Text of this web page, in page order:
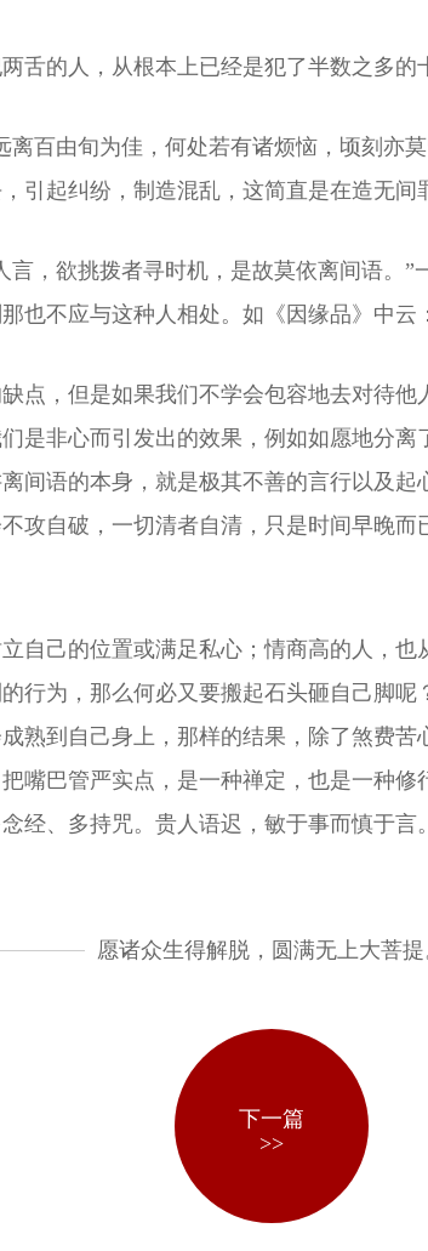
舌的人，从根本上已经是犯了半数之多的
百由旬为佳，何处若有诸烦恼，顷刻亦
引起纠纷，制造混乱，这简直是在造无间
，欲挑拨者寻时机，是故莫依离间语。
也不应与这种人相处。如《因缘品》中
点，但是如果我们不学会包容地去对待
是非心而引发出的效果，例如如愿地分
间语的本身，就是极其不善的言行以及
攻自破，一切清者自清，只是时间早晚
自己的位置或满足私心；情商高的人，
行为，那么何必又要搬起石头砸自己脚
熟到自己身上，那样的结果，除了煞费
嘴巴管严实点，是一种禅定，也是一种
经、多持咒。贵人语迟，敏于事而慎于
愿诸众生得解脱，圆满无上大菩提
下一篇
>>